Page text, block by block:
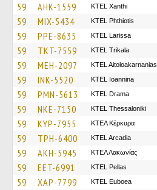
59 AHK-1559 KTEL Xanthi
59 MIX-5434 ΚΤΕL Phthiotis
59 PPE-8635 KTEL Larissa
59 TKT-7559 ΚΤΕL Τrikala
59 MEH-2097 KTEL Aitoloakarnanias
59 INK-5520 KTEL Ioannina
59 PMN-5613 KTEL Drama
59 NKE-7150 KTEL Thessaloniki
59 KYP-7955 ΚΤΕΛ Κέρκυρα
59 TPH-6400 KTEL Arcadia
59 AKH-5945 ΚΤΕΛ Λακωνίας
59 EET-6991 KTEL Pellas
59 XAP-7799 ΚΤΕL Euboea